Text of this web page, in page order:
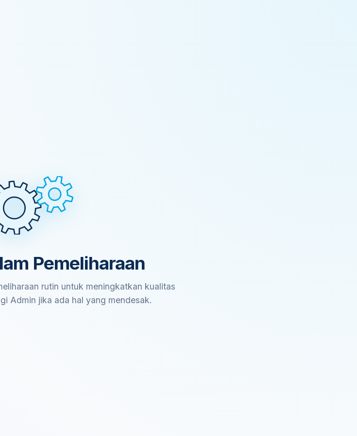
Pemeliharaan
rutin untuk meningkatkan kualitas
Admin jika ada hal yang mendesak.